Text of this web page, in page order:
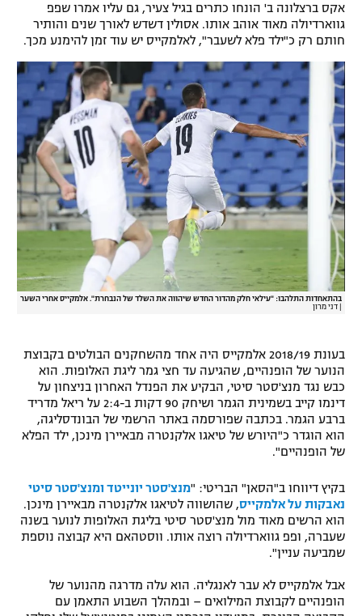
תגיות
המגזין
אקס ברצלונה ב' הונחו כתרים בגיל צעיר, גם עליו אמרו שפפ
גווארדיולה מאוד אוהב אותו. אסולין דשדש לאורך שנים והותיר
חותם רק כ"ילד פלא לשעבר", לאלמקייס יש עוד זמן להימנע מכך.
בהתאחדות התלהבו: "עילאי חלק מהדור החדש שיהווה את השלד של הנבחרת". אלמקייס אחרי השער
דני מרון
בעונת 2018/19 אלמקייס היה אחד מהשחקנים הבולטים בקבוצת
הנוער של הופנהיים, שהגיעה עד חצי גמר ליגת האלופות. הוא
כבש נגד מנצ'סטר סיטי, הבקיע את הפנדל האחרון בניצחון על
דינמו קייב בשמינית הגמר ושיחק 90 דקות ב-2:4 על ריאל מדריד
ברבע הגמר. בכתבה שפורסמה באתר הרשמי של הבונדסליגה,
הוא הוגדר כ"היורש של טיאגו אלקנטרה מבאיירן מינכן, ילד הפלא
של הופנהיים".
בקיץ דיווחו ב"הסאן" הבריטי: "מנצ'סטר יונייטד ומנצ'סטר סיטי
נאבקות על אלמקייס, שהושווה לטיאגו אלקנטרה מבאיירן מינכן.
הוא הרשים מאוד מול מנצ'סטר סיטי בליגת האלופות לנוער בשנה
שעברה, ופפ גווארדיולה רוצה אותו. ווסטהאם היא קבוצה נוספת
שמביעה עניין".
אבל אלמקייס לא עבר לאנגליה. הוא עלה מדרגה מהנוער של
הופנהיים לקבוצת המילואים – ובמהלך השבוע התאמן עם